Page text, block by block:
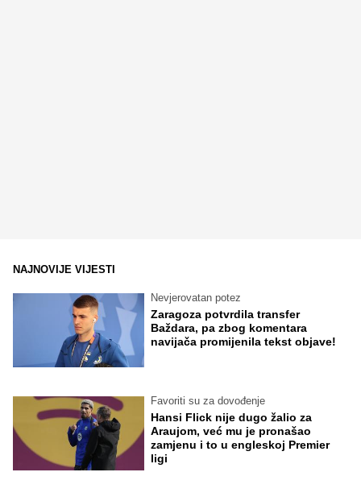
NAJNOVIJE VIJESTI
Nevjerovatan potez
Zaragoza potvrdila transfer
Baždara, pa zbog komentara
navijača promijenila tekst objave!
Favoriti su za dovođenje
Hansi Flick nije dugo žalio za
Araujom, već mu je pronašao
zamjenu i to u engleskoj Premier
ligi